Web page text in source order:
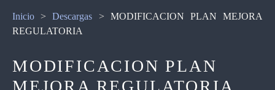
Inicio >Descargas > MODIFICACION PLAN MEJORA
REGULATORIA
MODIFICACION PLAN
MEJORA REGULATORIA